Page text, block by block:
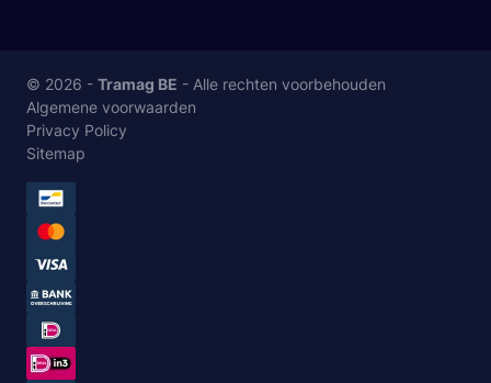
© 2026 - Tramag BE - Alle rechten voorbehouden
Algemene voorwaarden
Privacy Policy
Sitemap